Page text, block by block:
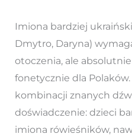
Imiona bardziej
Dmytro, Daryna)
otoczenia, ale
fonetycznie dla
kombinacji znanych
doświadczenie: dzieci
imiona rówieśników,